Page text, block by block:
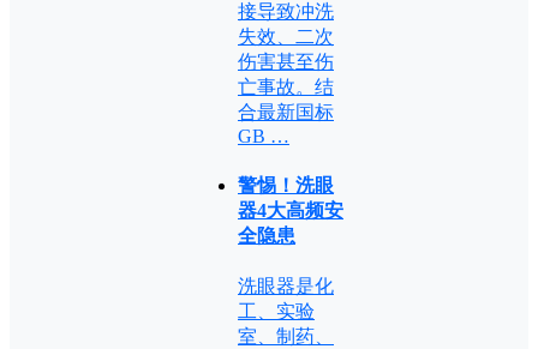
接导致冲洗
失效、二次
伤害甚至伤
亡事故。结
合最新国标
GB …
警惕！洗眼
器4大高频安
全隐患
洗眼器是化
工、实验
室、制药、